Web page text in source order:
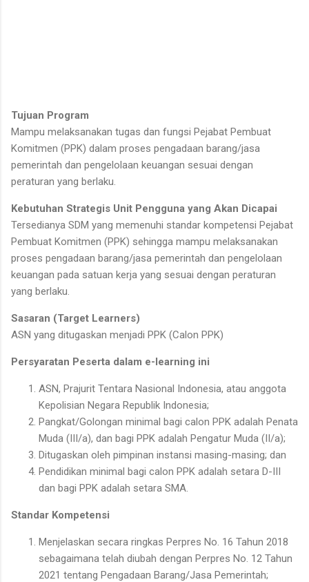
Tujuan Program
Mampu melaksanakan tugas dan fungsi Pejabat Pembuat
Komitmen (PPK) dalam proses pengadaan barang/jasa
pemerintah dan pengelolaan keuangan sesuai dengan
peraturan yang berlaku.
Kebutuhan Strategis Unit Pengguna yang Akan Dicapai
Tersedianya SDM yang memenuhi standar kompetensi Pejabat
Pembuat Komitmen (PPK) sehingga mampu melaksanakan
proses pengadaan barang/jasa pemerintah dan pengelolaan
keuangan pada satuan kerja yang sesuai dengan peraturan
yang berlaku.
Sasaran (Target Learners)
ASN yang ditugaskan menjadi PPK (Calon PPK)
Persyaratan Peserta dalam e-learning ini
ASN, Prajurit Tentara Nasional Indonesia, atau anggota
Kepolisian Negara Republik Indonesia;
Pangkat/Golongan minimal bagi calon PPK adalah Penata
Muda (III/a), dan bagi PPK adalah Pengatur Muda (II/a);
Ditugaskan oleh pimpinan instansi masing-masing; dan
Pendidikan minimal bagi calon PPK adalah setara D-III
dan bagi PPK adalah setara SMA.
Standar Kompetensi
Menjelaskan secara ringkas Perpres No. 16 Tahun 2018
sebagaimana telah diubah dengan Perpres No. 12 Tahun
2021 tentang Pengadaan Barang/Jasa Pemerintah;